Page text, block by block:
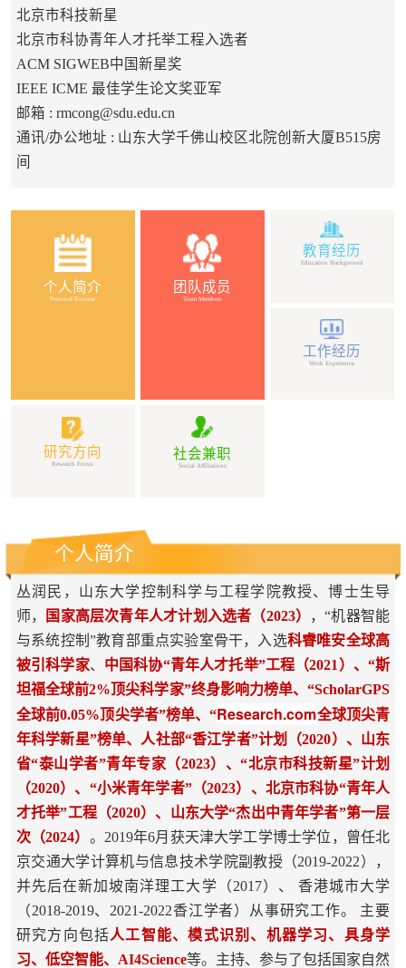
北京市科技新星
北京市科协青年人才托举工程入选者
ACM SIGWEB中国新星奖
IEEE ICME 最佳学生论文奖亚军
邮箱 : rmcong@sdu.edu.cn
通讯/办公地址 : 山东大学千佛山校区北院创新大厦B515房
间
个人简介
Personal Resume
团队成员
Team Members
教育经历
Education Background
工作经历
Work Experience
研究方向
Research Focus
社会兼职
Social Affiliations
个人简介
丛润民，山东大学控制科学与工程学院教授、博士生导
师，
国家高层次青年人才计划入选者（2023）
，“机器智能
与系统控制”教育部重点实验室骨干，入选科睿唯安全球高
被引科学家、 中国科协“青年人才托举”工程（2021）、“斯
坦福全球前2%顶尖科学家”终身影响力榜单、“ScholarGPS
全球前0.05%顶尖学者”榜单、“Research.com全球顶尖青
年科学新星”榜单、 人社部“香江学者”计划（2020）、山东
省“泰山学者”青年专家（2023）、“北京市科技新星”计划
（2020）、“小米青年学者”（2023）、北京市科协“青年人
才托举”工程（2020）、山东大学“杰出中青年学者”第一层
次（2024） 。2019年6月获天津大学工学博士学位，曾任北
京交通大学计算机与信息技术学院副教授（2019-2022），
并先后在新加坡南洋理工大学（2017）、 香港城市大学
（2018-2019、2021-2022香江学者）从事研究工作。 主要
研究方向包括人工智能、模式识别、机器学习、具身学
习、低空智能、AI4Science等。主持、参与了包括国家自然